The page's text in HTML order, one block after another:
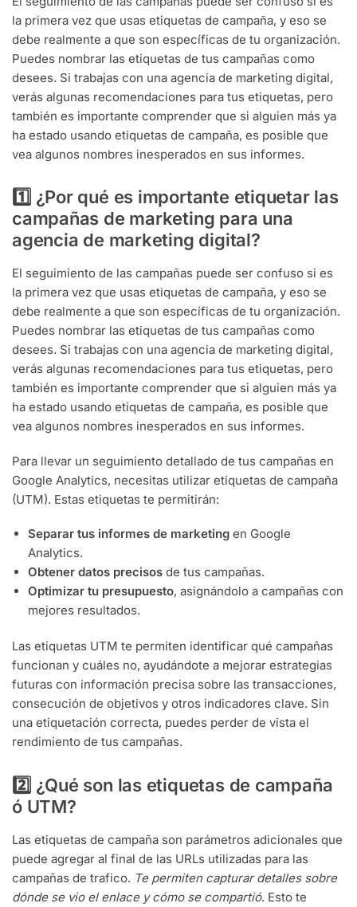
la primera vez que usas etiquetas de campaña, y eso se
debe realmente a que son específicas de tu organización.
Puedes nombrar las etiquetas de tus campañas como
desees. Si trabajas con una agencia de marketing digital,
verás algunas recomendaciones para tus etiquetas, pero
también es importante comprender que si alguien más ya
ha estado usando etiquetas de campaña, es posible que
vea algunos nombres inesperados en sus informes.
1️⃣ ¿Por qué es importante etiquetar las
campañas de marketing para una
agencia de marketing digital?
El seguimiento de las campañas puede ser confuso si es
la primera vez que usas etiquetas de campaña, y eso se
debe realmente a que son específicas de tu organización.
Puedes nombrar las etiquetas de tus campañas como
desees. Si trabajas con una agencia de marketing digital,
verás algunas recomendaciones para tus etiquetas, pero
también es importante comprender que si alguien más ya
ha estado usando etiquetas de campaña, es posible que
vea algunos nombres inesperados en sus informes.
Para llevar un seguimiento detallado de tus campañas en
Google Analytics, necesitas utilizar etiquetas de campaña
(UTM). Estas etiquetas te permitirán:
Separar tus informes de marketing en Google
Analytics.
Obtener datos precisos de tus campañas.
Optimizar tu presupuesto, asignándolo a campañas con
mejores resultados.
Las etiquetas UTM te permiten identificar qué campañas
funcionan y cuáles no, ayudándote a mejorar estrategias
futuras con información precisa sobre las transacciones,
consecución de objetivos y otros indicadores clave. Sin
una etiquetación correcta, puedes perder de vista el
rendimiento de tus campañas.
2️⃣ ¿Qué son las etiquetas de campaña
ó UTM?
Las etiquetas de campaña son parámetros adicionales que
puede agregar al final de las URLs utilizadas para las
campañas de trafico. Te permiten capturar detalles sobre
dónde se vio el enlace y cómo se compartió. Esto te